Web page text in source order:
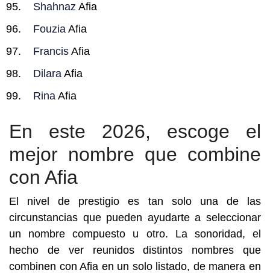
Shahnaz Afia
Fouzia Afia
Francis Afia
Dilara Afia
Rina Afia
En este 2026, escoge el
mejor nombre que combine
con Afia
El nivel de prestigio es tan solo una de las
circunstancias que pueden ayudarte a seleccionar
un nombre compuesto u otro. La sonoridad, el
hecho de ver reunidos distintos nombres que
combinen con Afia en un solo listado, de manera en